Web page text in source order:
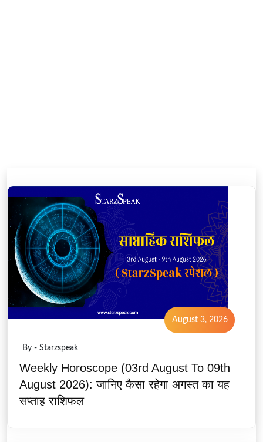
August 3, 2026
By - Starzspeak
Weekly Horoscope (03rd August To 09th
August 2026): जानिए कैसा रहेगा अगस्त का यह
सप्ताह राशिफल